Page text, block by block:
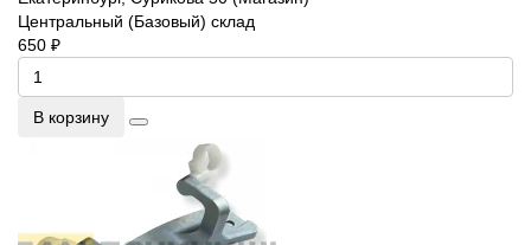
Центральный (Базовый) склад
650 ₽
В корзину